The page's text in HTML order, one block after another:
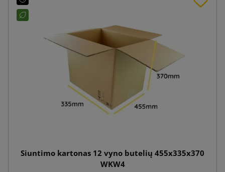
Siuntimo kartonas 12 vyno butelių 455x335x370
WKW4